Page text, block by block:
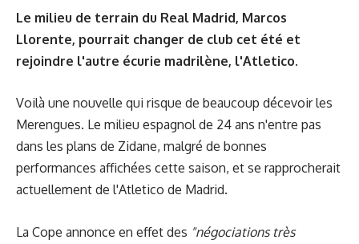
Le milieu de terrain du Real Madrid, Marcos
Llorente, pourrait changer de club cet été et
rejoindre l'autre écurie madrilène, l'Atletico.
Voilà une nouvelle qui risque de beaucoup décevoir les
Merengues. Le milieu espagnol de 24 ans n'entre pas
dans les plans de Zidane, malgré de bonnes
performances affichées cette saison, et se rapprocherait
actuellement de l'Atletico de Madrid.
La Cope annonce en effet des "négociations très